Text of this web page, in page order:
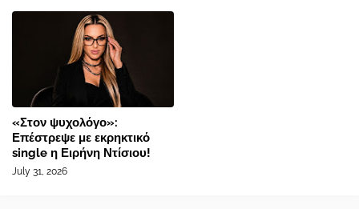
«Στον ψυχολόγο»:
Επέστρεψε με εκρηκτικό
single η Ειρήνη Ντίσιου!
July 31, 2026